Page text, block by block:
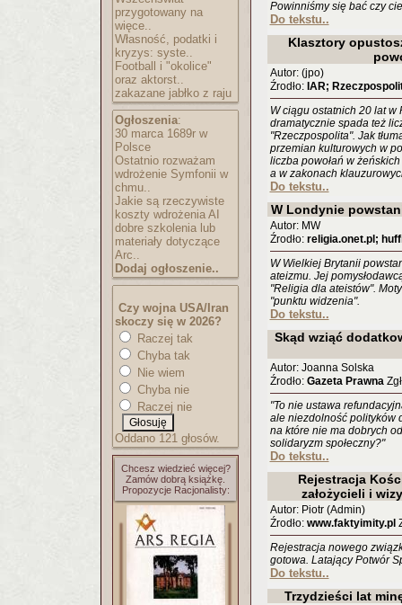
przygotowany na
więce..
Własność, podatki i
kryzys: syste..
Football i "okolice"
oraz aktorst..
zakazane jabłko z raju
Ogłoszenia:
30 marca 1689r w
Polsce
Ostatnio rozważam
wdrożenie Symfonii w
chmu..
Jakie są rzeczywiste
koszty wdrożenia AI
dobre szkolenia lub
materiały dotyczące
Arc..
Dodaj ogłoszenie..
Czy wojna USA/Iran
skoczy się w 2026?
Raczej tak
Chyba tak
Nie wiem
Chyba nie
Raczej nie
Oddano 121 głosów.
Chcesz wiedzieć więcej?
Zamów dobrą książkę.
Propozycje Racjonalisty:
Powinniśmy się bać czy
Do tekstu..
Klasztory
Autor: (jpo)
Źrodło: IAR;
W ciągu ostatnich 20 lat w
dramatycznie spada też
"Rzeczpospolita". Jak
przemian kulturowych w
liczba powołań w
a w zakonach
Do tekstu..
W Londynie
Autor: MW
Źrodło: religia.onet.pl;
W Wielkiej Brytanii
ateizmu. Jej
"Religia dla ateistów".
"punktu widzenia".
Do tekstu..
Skąd wziąć
Autor: Joanna Solska
Źrodło: Gazeta Prawna
"To nie ustawa
ale niezdolność polityków
na które nie ma dobrych
solidaryzm społeczny?"
Do tekstu..
Rejestracja
założycieli i
Autor: Piotr (Admin)
Źrodło: www.faktyimity.pl
Rejestracja nowego
gotowa. Latający Potwór
Do tekstu..
Trzydzieści lat